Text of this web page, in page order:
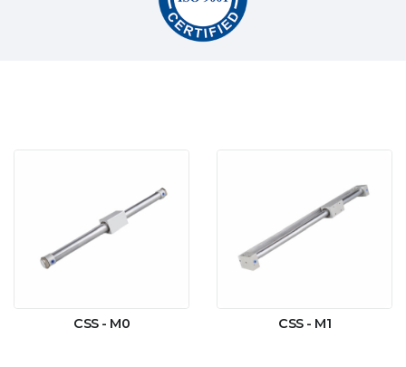
CSS - M0 CSS - M1